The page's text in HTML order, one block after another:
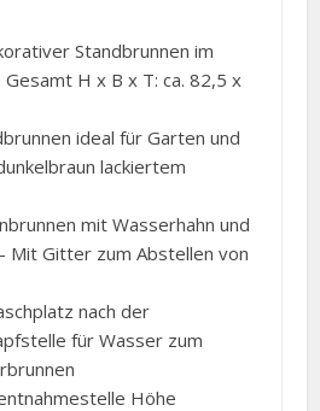
Standbrunnen im
H x B x T: ca. 82,5 x
ideal für Garten und
lackiertem
mit Wasserhahn und
Mit Gitter zum Abstellen von
nach der
für Wasser zum
Höhe